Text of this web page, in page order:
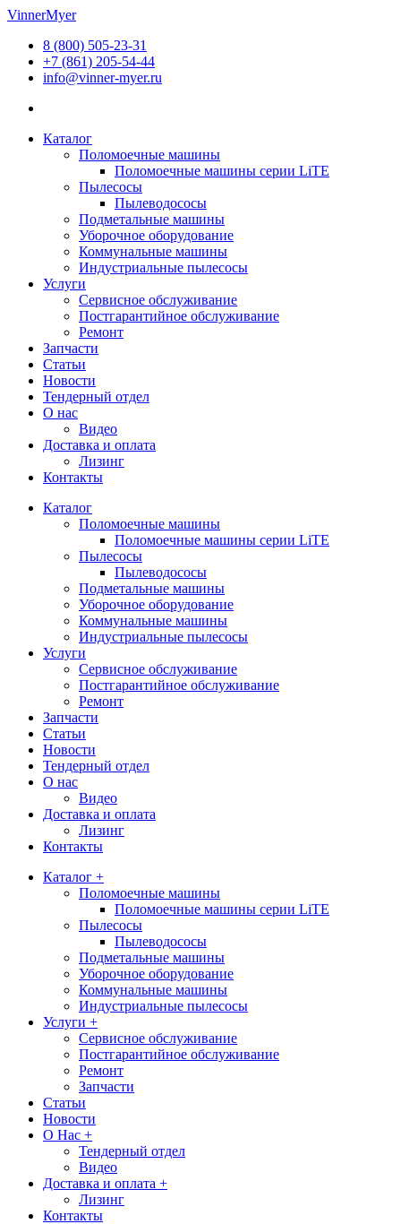
Перейти
содержимому
VinnerMyer
8 (800) 505-23-31
+7 (861) 205-54-44
info@vinner-myer.ru
Каталог
Поломоечные машины
Поломоечные машины серии LiTE
Пылесосы
Пылеводососы
Подметальные машины
Уборочное оборудование
Коммунальные машины
Индустриальные пылесосы
Услуги
Сервисное обслуживание
Постгарантийное обслуживание
Ремонт
Запчасти
Статьи
Новости
Тендерный отдел
О нас
Видео
Доставка и оплата
Лизинг
Контакты
Каталог
Поломоечные машины
Поломоечные машины серии LiTE
Пылесосы
Пылеводососы
Подметальные машины
Уборочное оборудование
Коммунальные машины
Индустриальные пылесосы
Услуги
Сервисное обслуживание
Постгарантийное обслуживание
Ремонт
Запчасти
Статьи
Новости
Тендерный отдел
О нас
Видео
Доставка и оплата
Лизинг
Контакты
Каталог +
Поломоечные машины
Поломоечные машины серии LiTE
Пылесосы
Пылеводососы
Подметальные машины
Уборочное оборудование
Коммунальные машины
Индустриальные пылесосы
Услуги +
Сервисное обслуживание
Постгарантийное обслуживание
Ремонт
Запчасти
Статьи
Новости
О Нас +
Тендерный отдел
Видео
Доставка и оплата +
Лизинг
Контакты